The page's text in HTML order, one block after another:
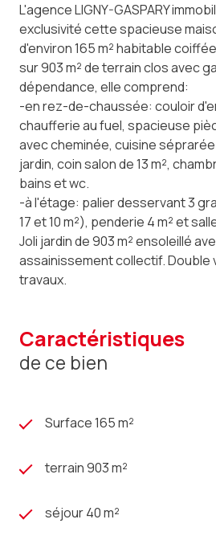
L'agence LIGNY-GASPARY
exclusivité cette spacieuse
d'environ 165 m² habitable
sur 903 m² de terrain clos avec
dépendance, elle comprend:
-en rez-de-chaussée: couloir
chaufferie au fuel, spacieuse
avec cheminée, cuisine séprarée
jardin, coin salon de 13 m²,
bains et wc.
-à l'étage: palier desservant 3
17 et 10 m²), penderie 4 m² et
Joli jardin de 903 m² ensoleillé
assainissement collectif. Double
travaux.
caractéristiques
de ce bien
Surface 165 m²
terrain 903 m²
séjour 40 m²